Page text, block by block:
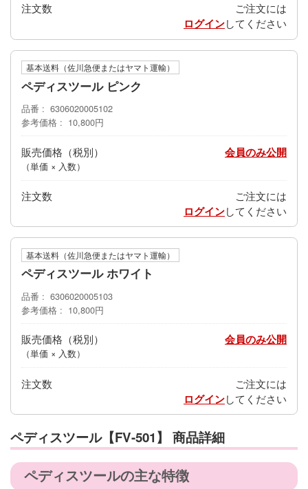
注文数 ご注文には
ログインしてください
基本送料（佐川急便またはヤマト運輸）
ペディスツール ピンク
品番
6306020005102
参考価格
10,800円
販売価格
（単価 × 入数）
会員のみ公開
注文数 ご注文には
ログインしてください
基本送料（佐川急便またはヤマト運輸）
ペディスツール ホワイト
品番
6306020005103
参考価格
10,800円
販売価格
（単価 × 入数）
会員のみ公開
注文数 ご注文には
ログインしてください
ペディスツール【FV-501】 商品詳細
ペディスツールの主な特徴